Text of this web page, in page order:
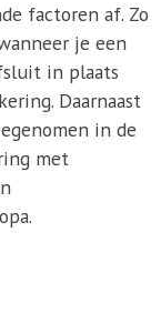
factoren af. Zo
je een
in plaats
Daarnaast
in de
met